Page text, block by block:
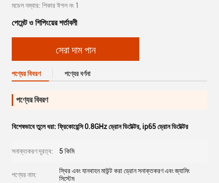
মডেল নম্বার: শিকার ঈগল নং 1
পেমেন্ট ও শিপিংয়ের শর্তাবলী
সেরা দাম পান
পণ্যের বিবরণ পণ্যের বর্ণনা
পণ্যের বিবরণ
বিশেষভাবে তুলে ধরা: ফ্রিকোয়েন্সি 0.8GHz ড্রোন ডিটেক্টর, ip65 ড্রোন ডিটেক্টর
সনাক্তকরণ দূরত্ব: 5 কিমি
পণ্যের নাম:
স্থির এবং যানবাহন মাউন্ট করা ড্রোন সনাক্তকরণ এবং জ্যামিং
সিস্টেম